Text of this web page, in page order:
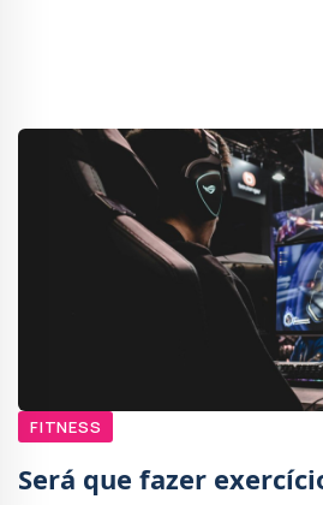
FITNESS
Será que fazer